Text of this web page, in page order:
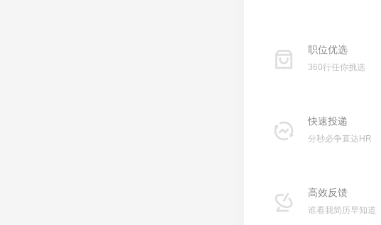
职位优选
360行任你挑选
快速投递
分秒必争直达HR
高效反馈
谁看我简历早知道